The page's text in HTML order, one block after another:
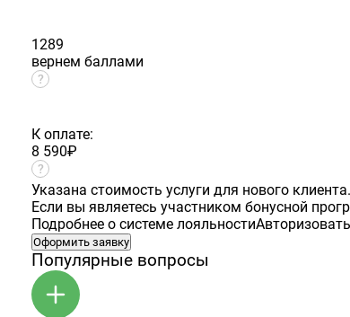
1289
вернем баллами
К оплате:
8 590₽
Указана стоимость услуги для нового клиента.
Если вы являетесь участником бонусной
Подробнее о системе лояльности
Оформить заявку
Популярные вопросы